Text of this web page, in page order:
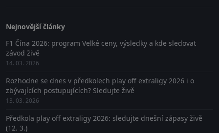
Nejnovější články
F1 Čína 2026: program Velké ceny, výsledky a kde sledovat
závod živě
14. 03. 2026
Rozhodne se dnes v předkolech play off extraligy 2026 i o
zbývajících postupujících? Sledujte živě
13. 03. 2026
Předkola play off extraligy 2026: sledujte dnešní zápasy živě
(12. 3.)